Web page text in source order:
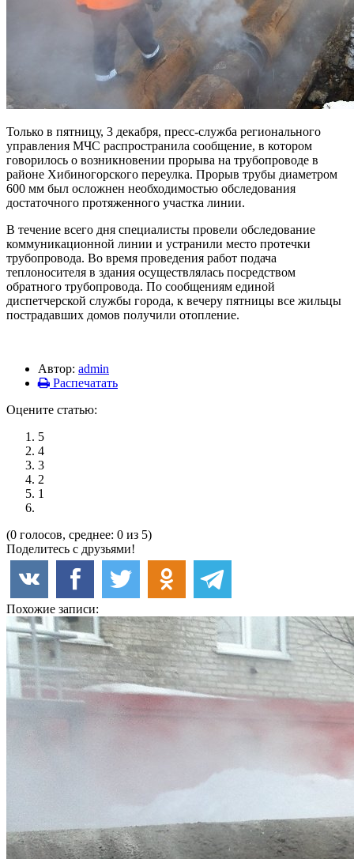
Только в пятницу, 3 декабря, пресс-служба регионального
управления МЧС распространила сообщение, в котором
говорилось о возникновении прорыва на трубопроводе в
районе Хибиногорского переулка. Прорыв трубы диаметром
600 мм был осложнен необходимостью обследования
достаточного протяженного участка линии.
В течение всего дня специалисты провели обследование
коммуникационной линии и устранили место протечки
трубопровода. Во время проведения работ подача
теплоносителя в здания осуществлялась посредством
обратного трубопровода. По сообщениям единой
диспетчерской службы города, к вечеру пятницы все жильцы
пострадавших домов получили отопление.
Автор: admin
Распечатать
Оцените статью:
5
4
3
2
1
(0 голосов, среднее: 0 из 5)
Поделитесь с друзьями!
Похожие записи: